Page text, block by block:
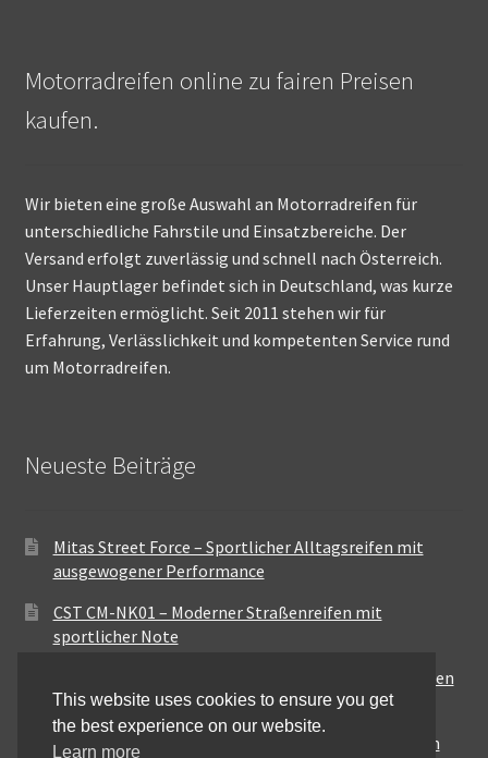
Motorradreifen online zu fairen Preisen
kaufen.
Wir bieten eine große Auswahl an Motorradreifen für
unterschiedliche Fahrstile und Einsatzbereiche. Der
Versand erfolgt zuverlässig und schnell nach Österreich.
Unser Hauptlager befindet sich in Deutschland, was kurze
Lieferzeiten ermöglicht. Seit 2011 stehen wir für
Erfahrung, Verlässlichkeit und kompetenten Service rund
um Motorradreifen.
Neueste Beiträge
Mitas Street Force – Sportlicher Alltagsreifen mit
ausgewogener Performance
CST CM-NK01 – Moderner Straßenreifen mit
sportlicher Note
Maxxis MA-ST3 – Ausgewogener Sport-Touring-Reifen
für vielseitige Einsätze
Pirelli City Demon – Zuverlässigkeit für den urbanen
This website uses cookies to ensure you get
the best experience on our website.
Learn more